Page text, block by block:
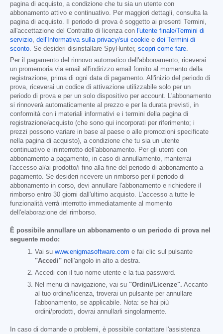
pagina di acquisto, a condizione che tu sia un utente con
abbonamento attivo e continuativo. Per maggiori dettagli, consulta la
pagina di acquisto. Il periodo di prova è soggetto ai presenti Termini,
all'accettazione del Contratto di licenza con l'utente finale/Termini di
servizio, dell'Informativa sulla privacy/sui cookie e dei Termini di
sconto. Se desideri disinstallare SpyHunter, scopri come fare.
Per il pagamento del rinnovo automatico dell'abbonamento, riceverai
un promemoria via email all'indirizzo email fornito al momento della
registrazione, prima di ogni data di pagamento. All'inizio del periodo di
prova, riceverai un codice di attivazione utilizzabile solo per un
periodo di prova e per un solo dispositivo per account. L'abbonamento
si rinnoverà automaticamente al prezzo e per la durata previsti, in
conformità con i materiali informativi e i termini della pagina di
registrazione/acquisto (che sono qui incorporati per riferimento; i
prezzi possono variare in base al paese o alle promozioni specificate
nella pagina di acquisto), a condizione che tu sia un utente
continuativo e ininterrotto dell'abbonamento. Per gli utenti con
abbonamento a pagamento, in caso di annullamento, manterrai
l'accesso al/ai prodotto/i fino alla fine del periodo di abbonamento a
pagamento. Se desideri ricevere un rimborso per il periodo di
abbonamento in corso, devi annullare l'abbonamento e richiedere il
rimborso entro 30 giorni dall'ultimo acquisto. L'accesso a tutte le
funzionalità verrà interrotto immediatamente al momento
dell'elaborazione del rimborso.
È possibile annullare un abbonamento o un periodo di prova nel
seguente modo:
Vai su www.enigmasoftware.com e fai clic sul pulsante
"Accedi" nell'angolo in alto a destra.
Accedi con il tuo nome utente e la tua password.
Nel menu di navigazione, vai su "Ordini/Licenze". Accanto
al tuo ordine/licenza, troverai un pulsante per annullare
l'abbonamento, se applicabile. Nota: se hai più
ordini/prodotti, dovrai annullarli singolarmente.
In caso di domande o problemi, è possibile contattare l'assistenza